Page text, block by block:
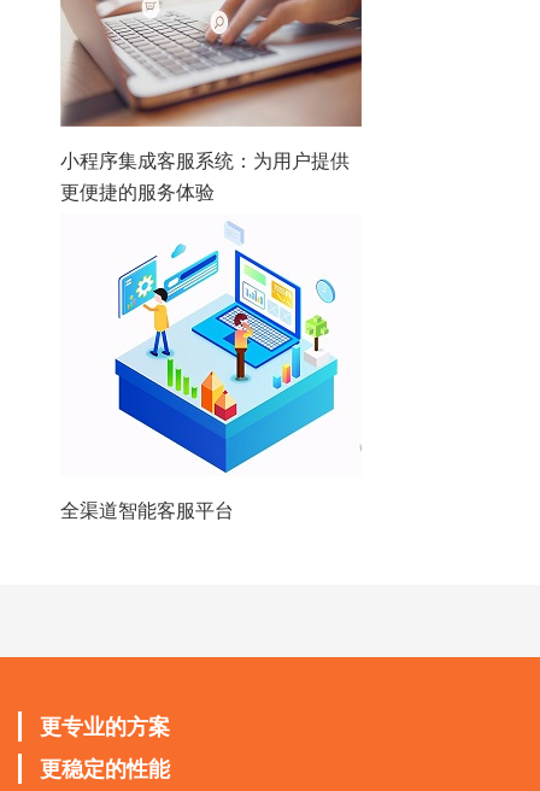
小程序集成客服系统：为用户提供
更便捷的服务体验
全渠道智能客服平台
更专业的方案
更稳定的性能